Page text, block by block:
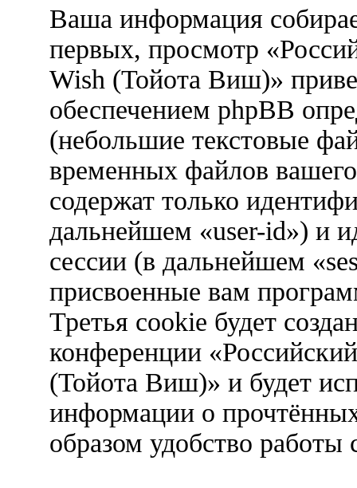
Ваша информация
первых, просмотр
Wish (Тойота Виш)»
обеспечением phpBB
(небольшие текстовые
временных файлов
содержат только
дальнейшем «user-id») и
сессии (в дальнейшем
присвоенные вам
Третья cookie будет
конференции
(Тойота Виш)» и будет
информации о
образом удобство